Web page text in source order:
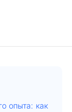
опыта: как